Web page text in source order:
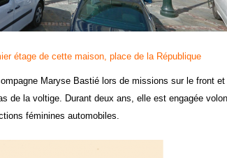
étage de cette maison, place de la République
Maryse Bastié lors de missions sur le front et
de la voltige. Durant deux ans, elle est engagée
féminines automobiles.